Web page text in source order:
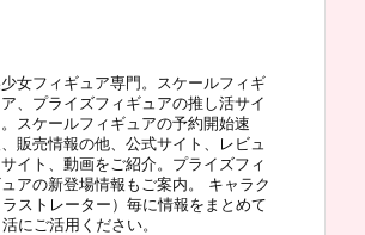
女フィギュア専門。スケールフィギ
ア、プライズフィギュアの推し活サイ
。スケールフィギュアの予約開始速
販売情報の他、公式サイト、レビュ
イト、動画をご紹介。プライズフィ
アの新登場情報もご案内。 キャラク
ストレーター）毎に情報をまとめて
にご活用ください。